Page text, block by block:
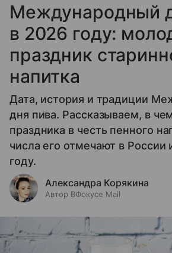
Международный
в 2026 году:
праздник
напитка
Дата, история и традиции
дня пива. Рассказываем, в
праздника в честь пенного
числа его отмечают в России
году.
Александра Корякина
Автор ВФокусе Mail